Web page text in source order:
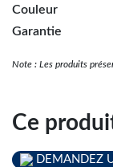
Couleur
Garantie
Note : Les produits
Ce
DEMANDEZ